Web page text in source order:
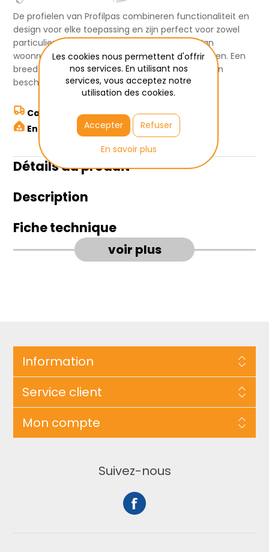
De profielen van Profilpas combineren functionaliteit en
design voor elke toepassing en zijn perfect voor zowel
particuliere als commerciële toepassingen. Van
woonruimtes tot badkamers, trappen en terrassen. Een
breed assortiment profielen voor het afwerken en
beschermen.
Calculer les frais de transport ici
Enlèvement à Wetteren
Détails du produit
Description
Fiche technique
voir plus
Information
Service client
Mon compte
Suivez-nous
Les cookies nous permettent d'offrir
nos services. En utilisant nos
services, vous acceptez notre
utilisation des cookies.
Accepter
Refuser
En savoir plus